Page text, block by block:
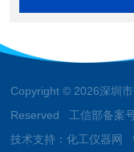
Copyright © 2026深圳
Reserved 工信部备案号
技术支持：化工仪器网